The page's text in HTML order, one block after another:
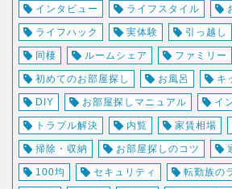
インタビュー ライフスタイル
ライフハック 実体験 引っ越し
同棲 ルームシェア ファミリー
初めてのお部屋探し お風呂 キ
DIY お部屋探しマニュアル イ
トラブル解決 内覧 家賃相場
掃除・収納 お部屋探しのコツ
100均 セキュリティ 転勤族の